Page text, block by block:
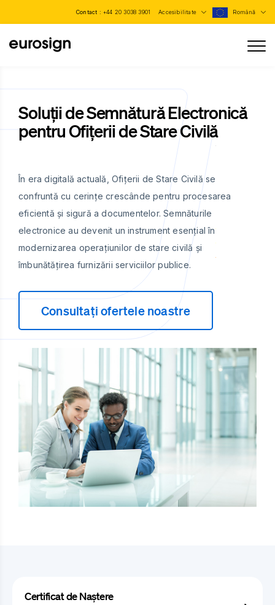
Contact : +44 20 3038 3901 Accesibilitate Română
Soluții de Semnătură Electronică
pentru Ofițerii de Stare Civilă
În era digitală actuală, Ofițerii de Stare Civilă se
confruntă cu cerințe crescânde pentru procesarea
eficientă și sigură a documentelor. Semnăturile
electronice au devenit un instrument esențial în
modernizarea operațiunilor de stare civilă și
îmbunătățirea furnizării serviciilor publice.
Consultați ofertele noastre
Certificat de Naștere